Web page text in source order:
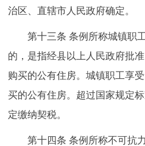
治区、直辖市人民政府确定。
第十三条 条例所称城镇职工
的，是指经县以上人民政府批
购买的公有住房。城镇职工享
买的公有住房。超过国家规定
定缴纳契税。
第十四条 条例所称不可抗力